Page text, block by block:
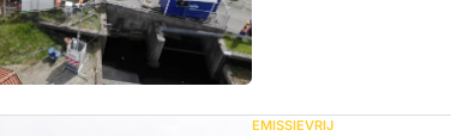
EMISSIEVRIJ